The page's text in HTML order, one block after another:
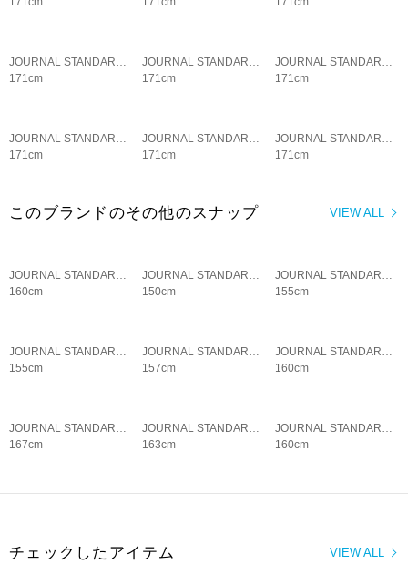
JOURNAL STANDARD LADYS
171cm
JOURNAL STANDARD LADYS
171cm
JOURNAL STANDARD LADYS
171cm
JOURNAL STANDARD LADYS
171cm
JOURNAL STANDARD LADYS
171cm
JOURNAL STANDARD LADYS
171cm
VIEW ALL
このブランドのその他のスナップ
JOURNAL STANDARD LADYS
160cm
JOURNAL STANDARD LADYS
150cm
JOURNAL STANDARD LADYS
155cm
JOURNAL STANDARD LADYS
155cm
JOURNAL STANDARD LADYS
157cm
JOURNAL STANDARD LADYS
160cm
JOURNAL STANDARD LADYS
167cm
JOURNAL STANDARD LADYS
163cm
JOURNAL STANDARD LADYS
160cm
VIEW ALL
チェックしたアイテム